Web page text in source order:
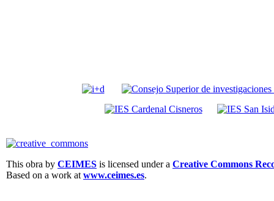
This obra by CEIMES is licensed under a Creative Commons
Based on a work at www.ceimes.es.